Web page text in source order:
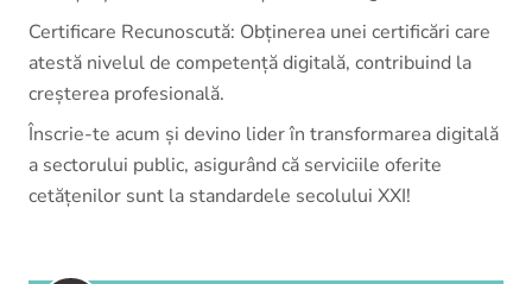
Certificare Recunoscută: Obținerea unei certificări care
atestă nivelul de competență digitală, contribuind la
creșterea profesională.
Înscrie-te acum și devino lider în transformarea digitală
a sectorului public, asigurând că serviciile oferite
cetățenilor sunt la standardele secolului XXI!